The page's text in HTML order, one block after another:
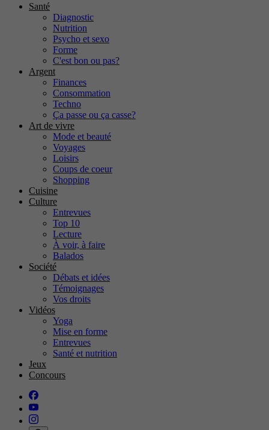
Santé
Diagnostic
Nutrition
Psycho et sexo
Forme
C'est bon ou pas?
Argent
Finances
Consommation
Techno
Ça passe ou ça casse?
Art de vivre
Mode et beauté
Voyages
Loisirs
Coups de coeur
Shopping
Cuisine
Culture
Entrevues
Top 10
Lecture
À voir, à faire
Balados
Société
Débats et idées
Témoignages
Vos droits
Vidéos
Yoga
Mise en forme
Entrevues
Santé et nutrition
Jeux
Concours